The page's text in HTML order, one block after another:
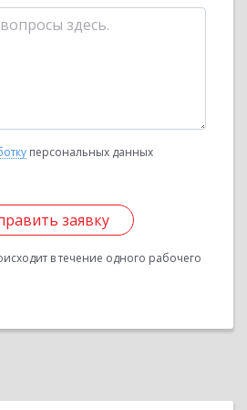
персональных данных
заявку
в течение одного рабочего